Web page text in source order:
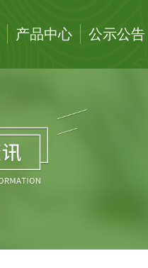
产品中心 公示公告